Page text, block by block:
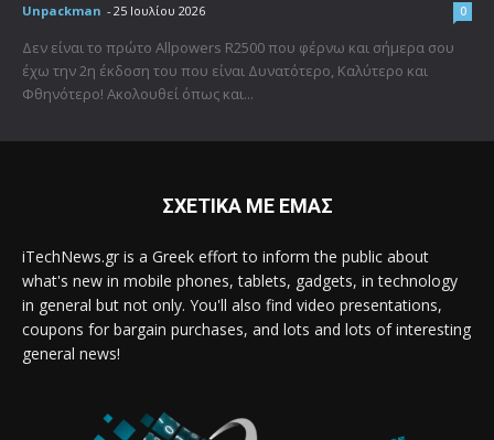
Unpackman - 25 Ιουλίου 2026 0
Δεν είναι το πρώτο Allpowers R2500 που φέρνω και σήμερα σου
έχω την 2η έκδοση του που είναι Δυνατότερο, Καλύτερο και
Φθηνότερο! Ακολουθεί όπως και...
ΣΧΕΤΙΚΑ ΜΕ ΕΜΑΣ
iTechNews.gr is a Greek effort to inform the public about
what's new in mobile phones, tablets, gadgets, in technology
in general but not only. You'll also find video presentations,
coupons for bargain purchases, and lots and lots of interesting
general news!